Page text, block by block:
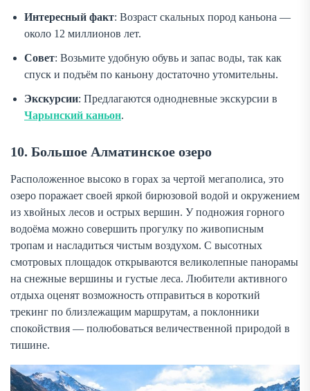
Интересный факт: Возраст скальных пород каньона —
около 12 миллионов лет.
Совет: Возьмите удобную обувь и запас воды, так как
спуск и подъём по каньону достаточно утомительны.
Экскурсии: Предлагаются однодневные экскурсии в
Чарынский каньон.
10. Большое Алматинское озеро
Расположенное высоко в горах за чертой мегаполиса, это
озеро поражает своей яркой бирюзовой водой и окружением
из хвойных лесов и острых вершин. У подножия горного
водоёма можно совершить прогулку по живописным
тропам и насладиться чистым воздухом. С высотных
смотровых площадок открываются великолепные панорамы
на снежные вершины и густые леса. Любители активного
отдыха оценят возможность отправиться в короткий
трекинг по близлежащим маршрутам, а поклонники
спокойствия — полюбоваться величественной природой в
тишине.